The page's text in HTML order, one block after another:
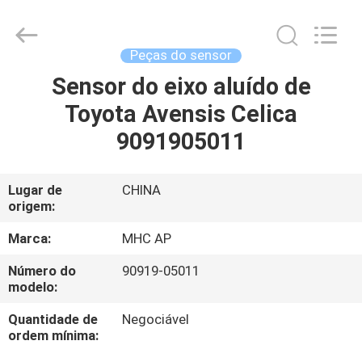
CASA
PRODUTOS
SOBRE
NÓS
EXCURSÃO
DA
FÁBRICA
Parts
Peças do sensor
Sensor do eixo aluído de
Toyota Avensis Celica
9091905011
Lugar de
origem:
CHINA
Marca:
MHC AP
Número do
modelo:
90919-05011
Quantidade de
ordem mínima:
Negociável